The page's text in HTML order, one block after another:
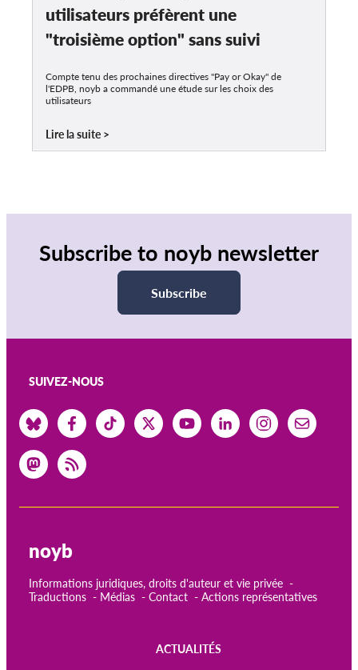
utilisateurs préfèrent une
"troisième option" sans suivi
Compte tenu des prochaines directives "Pay or Okay" de
l'EDPB, noyb a commandé une étude sur les choix des
utilisateurs
Lire la suite
Subscribe to noyb newsletter
Subscribe
SUIVEZ-NOUS
noyb
Informations juridiques, droits d'auteur et vie privée
Traductions
Médias Contact Actions représentatives
ACTUALITÉS